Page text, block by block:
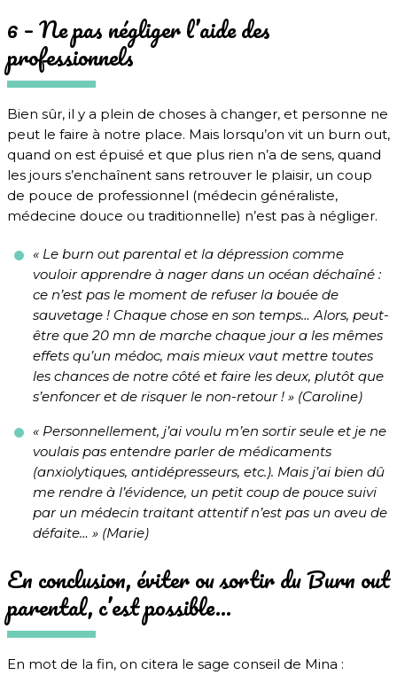
6 – Ne pas négliger l’aide des
professionnels
Bien sûr, il y a plein de choses à changer, et personne ne
peut le faire à notre place. Mais lorsqu’on vit un burn out,
quand on est épuisé et que plus rien n’a de sens, quand
les jours s’enchaînent sans retrouver le plaisir, un coup
de pouce de professionnel (médecin généraliste,
médecine douce ou traditionnelle) n’est pas à négliger.
« Le burn out parental et la dépression comme
vouloir apprendre à nager dans un océan déchaîné :
ce n’est pas le moment de refuser la bouée de
sauvetage ! Chaque chose en son temps… Alors, peut-
être que 20 mn de marche chaque jour a les mêmes
effets qu’un médoc, mais mieux vaut mettre toutes
les chances de notre côté et faire les deux, plutôt que
s’enfoncer et de risquer le non-retour ! » (Caroline)
« Personnellement, j’ai voulu m’en sortir seule et je ne
voulais pas entendre parler de médicaments
(anxiolytiques, antidépresseurs, etc.). Mais j’ai bien dû
me rendre à l’évidence, un petit coup de pouce suivi
par un médecin traitant attentif n’est pas un aveu de
défaite… » (Marie)
En conclusion, éviter ou sortir du Burn out
parental, c’est possible…
En mot de la fin, on citera le sage conseil de Mina :